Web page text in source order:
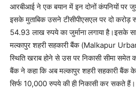
आरबीआई ने एक बयान में इन दोनों कंपनियों पर
इसके मुताबिक उसने टीसीपीएसएल पर दो करोड़
54.93 लाख रुपये का जुर्माना लगाया है।इसके
मल्कापुर शहरी सहकारी बैंक (Malkapur
स्थिति खराब होने से उस पर निकासी सीमा समेत
बैंक ने कहा कि अब मल्कापुर शहरी सहकारी बैंक
सिर्फ 10,000 रुपये की ही निकासी कर सकते हैं।